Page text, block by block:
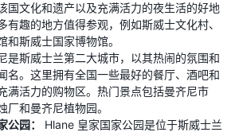
国文化和遗产以及充满活力的夜生活的好地
有趣的地方值得参观，例如斯威士文化村、
和斯威士国家博物馆。
是斯威士兰第二大城市，以其热闹的氛围和
名。这里拥有全国一些最好的餐厅、酒吧和
满活力的购物区。热门景点包括曼齐尼市
厂和曼齐尼植物园。
公园：
Hlane 皇家国家公园是位于斯威士兰